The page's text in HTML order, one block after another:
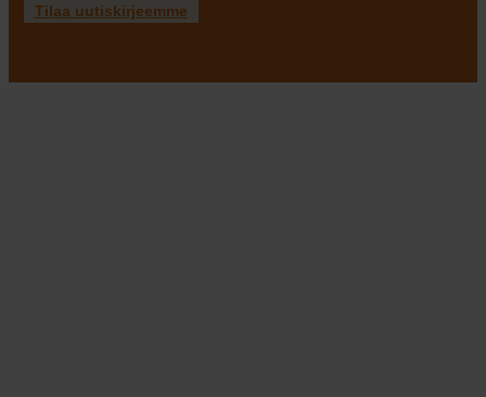
Tilaa uutiskirjeemme